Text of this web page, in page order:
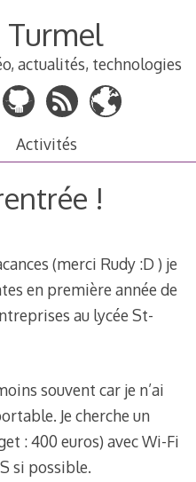
actualités, technologies
Activités
!
(merci Rudy :D ) je
en première année de
au lycée St-
souvent car je n’ai
Je cherche un
: 400 euros) avec Wi-Fi
si possible.